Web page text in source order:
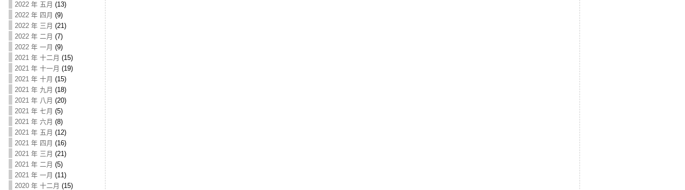
2022 年 五月 (13)
2022 年 四月 (9)
2022 年 三月 (21)
2022 年 二月 (7)
2022 年 一月 (9)
2021 年 十二月 (15)
2021 年 十一月 (19)
2021 年 十月 (15)
2021 年 九月 (18)
2021 年 八月 (20)
2021 年 七月 (5)
2021 年 六月 (8)
2021 年 五月 (12)
2021 年 四月 (16)
2021 年 三月 (21)
2021 年 二月 (5)
2021 年 一月 (11)
2020 年 十二月 (15)